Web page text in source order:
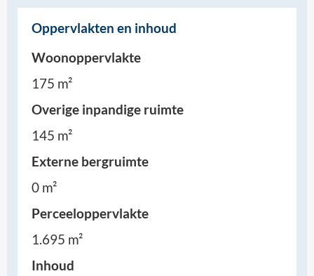
Oppervlakten en inhoud
Woonoppervlakte
175 m²
Overige inpandige ruimte
145 m²
Externe bergruimte
0 m²
Perceeloppervlakte
1.695 m²
Inhoud